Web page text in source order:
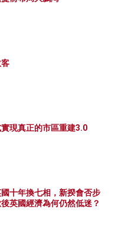
現真正的市區重建3.0
十年換七相，新揆會否步
英國經濟為何仍然低迷？